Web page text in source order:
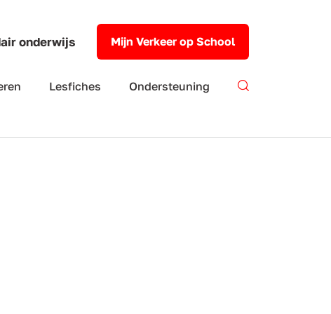
onderwijs Mijn Verkeer op School
Lesfiches Ondersteuning